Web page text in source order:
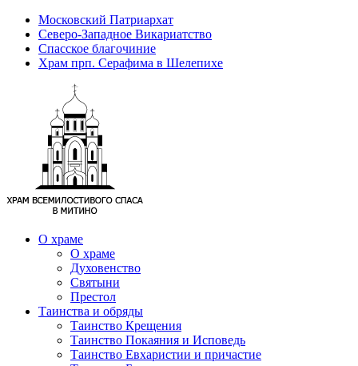
Московский Патриархат
Северо-Западное Викариатство
Спасское благочиние
Храм прп. Серафима в Шелепихе
О храме
О храме
Духовенство
Святыни
Престол
Таинства и обряды
Таинство Крещения
Таинство Покаяния и Исповедь
Таинство Евхаристии и причастие